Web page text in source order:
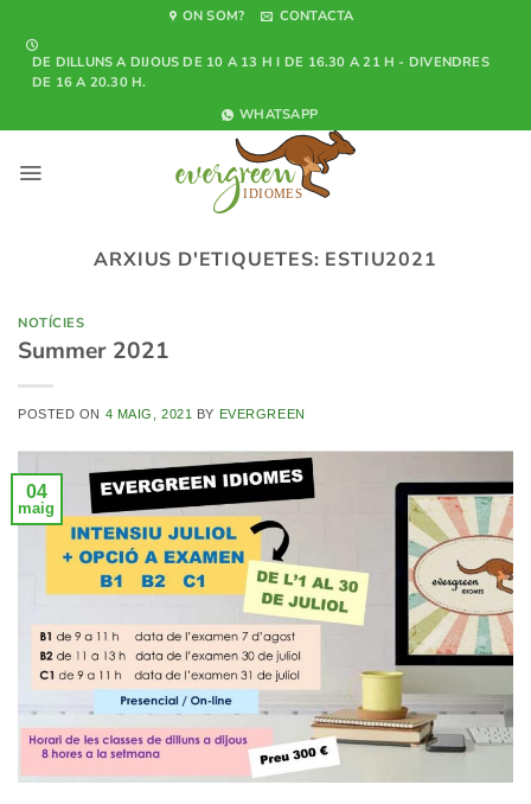
content
ON SOM? CONTACTA
DE DILLUNS A DIJOUS DE 10 A 13 H I DE 16.30 A 21 H - DIVENDRES
DE 16 A 20.30 H.
WHATSAPP
ARXIUS D'ETIQUETES: ESTIU2021
NOTÍCIES
Summer 2021
POSTED ON 4 MAIG, 2021 BY EVERGREEN
04
maig